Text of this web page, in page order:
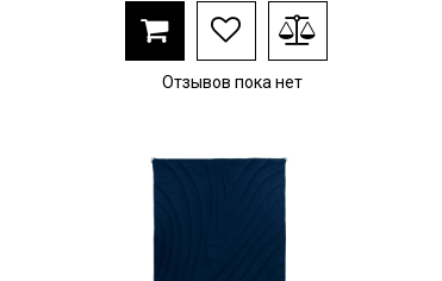
Отзывов пока нет